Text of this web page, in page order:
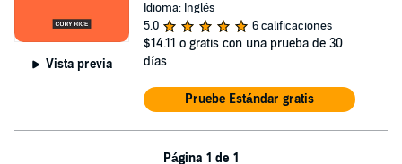
Vista previa
Idioma: Inglés
5.0
6 calificaciones
$14.11 o gratis con una prueba de 30
días
Pruebe Estándar gratis
Página 1 de 1